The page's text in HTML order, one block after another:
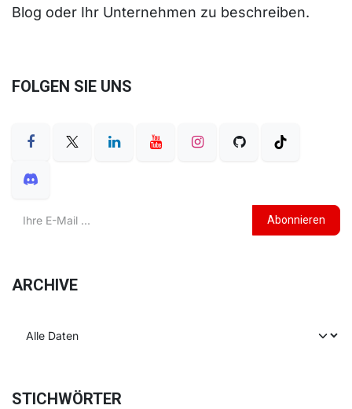
Blog oder Ihr Unternehmen zu beschreiben.
FOLGEN SIE UNS
Abonnieren
ARCHIVE
STICHWÖRTER